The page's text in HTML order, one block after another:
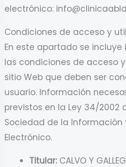
electrónico:
Condiciones de acceso y
En este apartado se
las condiciones de acceso
sitio Web que deben ser
usuario. Información
previstos en la Ley 34/2002
Sociedad de la Información
Electrónico.
Titular:CALVO Y